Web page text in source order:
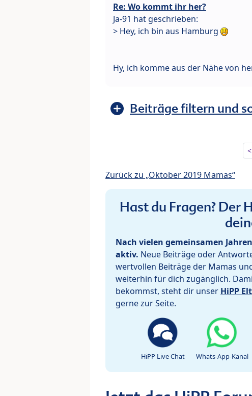
Re: Wo kommt ihr her?
Ja-91 hat geschrieben:
> Hey, ich bin aus Hamburg
Hy, ich komme aus der Nähe von
Beiträge filtern und
<
Zurück zu „Oktober 2019 Mamas“
Hast du Fragen? Der
Nach vielen gemeinsamen
aktiv. Neue Beiträge oder
wertvollen Beiträge der Mamas
weiterhin für dich zugänglich.
bekommst, steht dir unser HiPP
gerne zur Seite.
HiPP Live Chat Whats-App-Kanal